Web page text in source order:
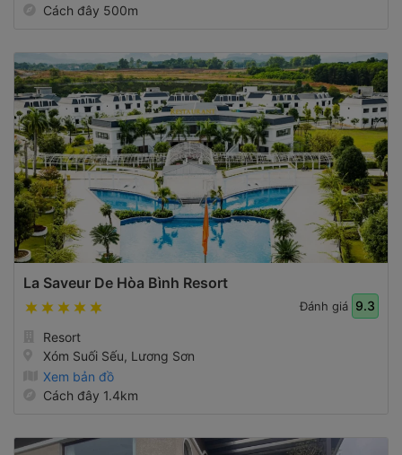
Cách đây 500m
La Saveur De Hòa Bình Resort
Đánh giá 9.3
Resort
Xóm Suối Sếu, Lương Sơn
Xem bản đồ
Cách đây 1.4km